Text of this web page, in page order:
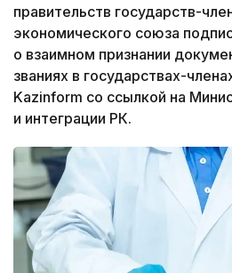
правительств государств-
экономического союза
о взаимном признании
званиях в государствах-
Kazinform со ссылкой на
и интеграции РК.